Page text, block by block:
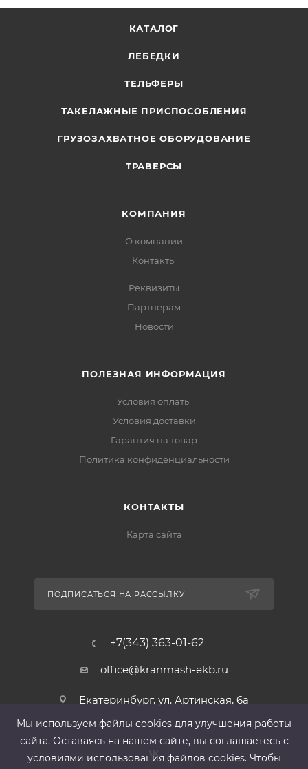
КАТАЛОГ
ЛЕБЕДКИ
ТЕЛЬФЕРЫ
ТАКЕЛАЖНЫЕ ПРИСПОСОБЛЕНИЯ
ГРУЗОЗАХВАТНОЕ ОБОРУДОВАНИЕ
ТРАВЕРСЫ
КОМПАНИЯ
О компании
Контакты
Реквизиты
Партнерам
Новости
ПОЛЕЗНАЯ ИНФОРМАЦИЯ
Условия оплаты
Условия доставки
Гарантия на товар
Политика конфиденциальности
КОНТАКТЫ
Карта сайта
ПОДПИСАТЬСЯ НА РАССЫЛКУ
+7(343) 363-01-62
office@kranmash-ekb.ru
Екатеринбург, ул. Артинская, 6а
Мы используем файлы cооkies для улучшения работы
сайта. Оставаясь на нашем сайте, вы соглашаетесь с
условиями использования файлов cооkies. Чтобы